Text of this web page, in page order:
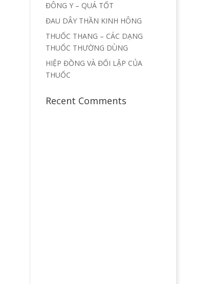
ĐÔNG Y – QUÁ TỐT
ĐAU DÂY THẦN KINH HÔNG
THUỐC THANG – CÁC DẠNG
THUỐC THƯỜNG DÙNG
HIỆP ĐỒNG VÀ ĐỐI LẬP CỦA
THUỐC
Recent Comments